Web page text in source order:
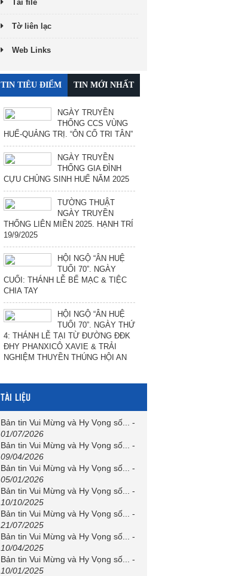
Tải file
Tờ liên lạc
Web Links
TIN TIÊU ĐIỂM TIN MỚI NHẤT
NGÀY TRUYỀN
THỐNG CCS VÙNG
HUẾ-QUẢNG TRỊ. “ÔN CỐ TRI TÂN”
NGÀY TRUYỀN
THỐNG GIA ĐÌNH
CỰU CHỦNG SINH HUẾ NĂM 2025
TƯỜNG THUẬT
NGÀY TRUYỀN
THỐNG LIÊN MIỀN 2025. HẠNH TRÍ
19/9/2025
HỘI NGỘ “ÂN HUỆ
TUỔI 70”. NGÀY
CUỐI: THÁNH LỄ BẾ MẠC & TIỆC
CHIA TAY
HỘI NGỘ “ÂN HUỆ
TUỔI 70”. NGÀY THỨ
4: THÁNH LỄ TẠI TỪ ĐƯỜNG ĐĐK
ĐHY PHANXICÔ XAVIE & TRẢI
NGHIỆM THUYỀN THÚNG HỘI AN
TÀI LIỆU
Bản tin Vui Mừng và Hy Vọng số...
-
01/07/2026
Bản tin Vui Mừng và Hy Vọng số...
-
09/04/2026
Bản tin Vui Mừng và Hy Vọng số...
-
05/01/2026
Bản tin Vui Mừng và Hy Vọng số...
-
10/10/2025
Bản tin Vui Mừng và Hy Vọng số...
-
21/07/2025
Bản tin Vui Mừng và Hy Vọng số...
-
10/04/2025
Bản tin Vui Mừng và Hy Vọng số...
-
10/01/2025